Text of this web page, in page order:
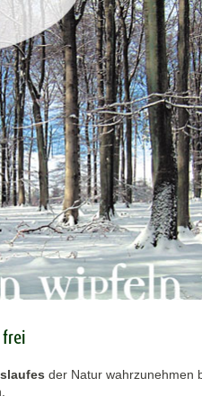
frei
der Natur wahrzunehmen